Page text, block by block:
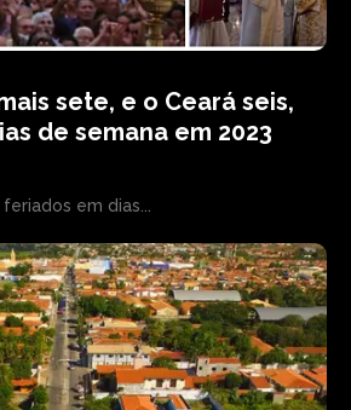
sete, e o Ceará seis,
de semana em 2023
em dias...